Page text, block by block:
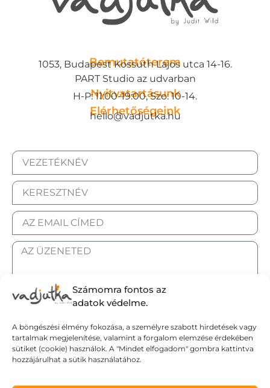
Számomra fontos az
adatok védelme.
A böngészési élmény fokozása, a személyre szabott hirdetések vagy
tartalmak megjelenítése, valamint a forgalom elemzése érdekében
sütiket (cookie) használok. A "Mindet elfogadom" gombra kattintva
hozzájárulhat a sütik használatához.
Bemutatóterem
1053, Budapest Kossuth Lajos utca 14-16.
PART Studio az udvarban
Nyitvatartásunk
H-P: 11:00-19:00, Szo: 10-14.
Elérhetőségeink
hello@vadjutka.hu
Elküldöm